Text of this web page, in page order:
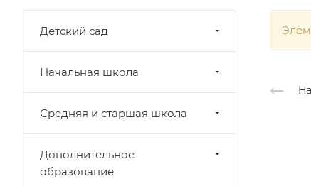
Детский сад
Начальная школа
Средняя и старшая школа
Дополнительное
образование